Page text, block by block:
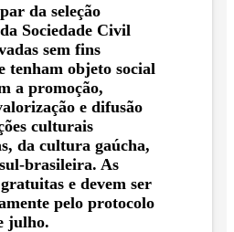
da seleção
Sociedade Civil
sem fins
tenham objeto social
a promoção,
e difusão
culturais
da cultura gaúcha,
brasileira. As
e devem ser
pelo protocolo
julho.